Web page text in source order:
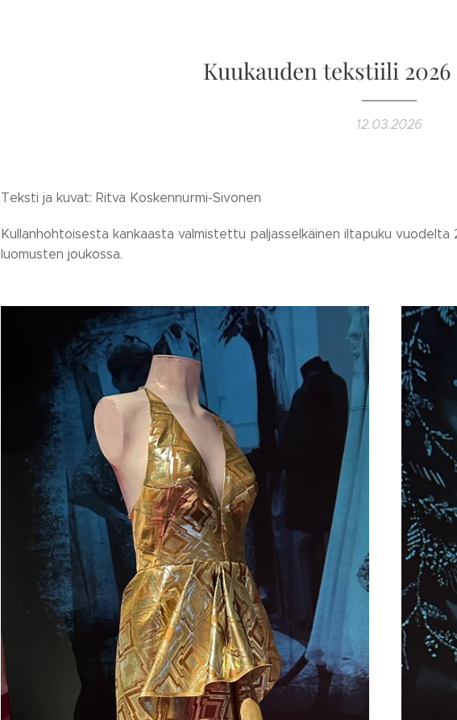
Kuukauden tekstiili
12.03.2026
Teksti ja kuvat: Ritva Koskennurmi-Sivonen
Kullanhohtoisesta kankaasta valmistettu paljasselkäinen iltapuku vuodelta
luomusten joukossa.